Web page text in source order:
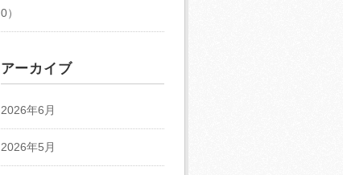
0）
アーカイブ
2026年6月
2026年5月